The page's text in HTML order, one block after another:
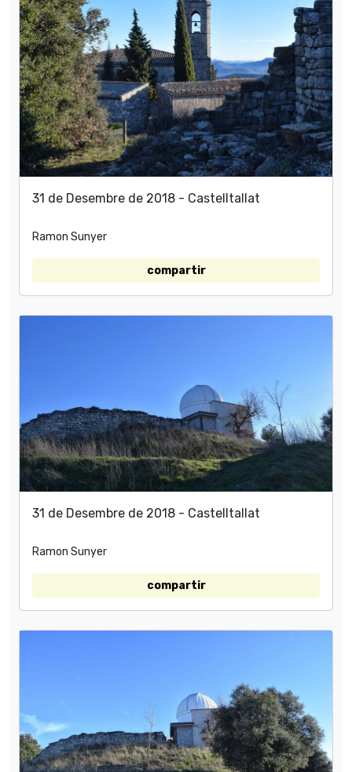
31 de Desembre de 2018 - Castelltallat
Ramon Sunyer
compartir
31 de Desembre de 2018 - Castelltallat
Ramon Sunyer
compartir